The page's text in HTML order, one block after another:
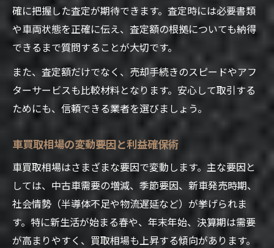
確に把握した査定が期待できます。査定時には必要書類
や車両状態を正確に伝え、査定額の根拠についても納得
できるまで質問することが大切です。
また、査定額だけでなく、売却手続きのスピードやアフ
ターサービスも比較材料となります。安心して取引する
ためにも、信頼できる業者を選びましょう。
車買取相場の変動要因と利益確保術
車買取相場はさまざまな要因で変動します。主な要因と
しては、中古車需要の増減、季節要因、新車発売時期、
社会情勢（半導体不足や物流遅延など）が挙げられま
す。特に新生活が始まる春や、年末年始、決算期は需要
が高まりやすく、買取相場も上昇する傾向があります。